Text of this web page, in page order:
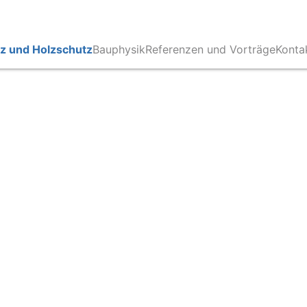
und HolzschutzBauphysikReferenzen und Vorträge